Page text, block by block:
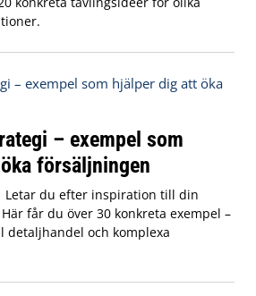
– exempel som
försäljningen
Letar du efter inspiration till din
får du över 30 konkreta exempel –
detaljhandel och komplexa